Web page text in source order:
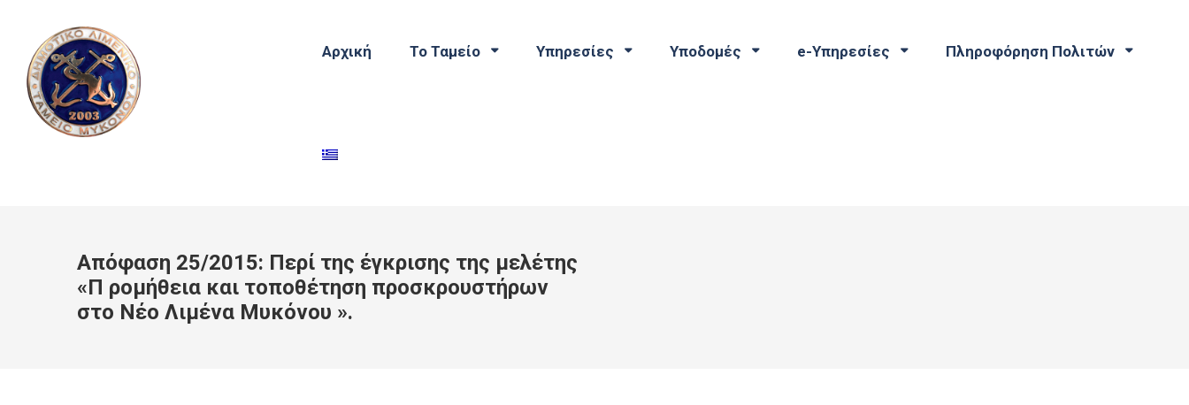
Αρχική Το Ταμείο Υπηρεσίες Υποδομές e-Υπηρεσίες Πληροφόρηση Πολιτών
Απόφαση 25/2015: Περί της έγκρισης της μελέτης
«Π ρομήθεια και τοποθέτηση προσκρουστήρων
στο Νέο Λιμένα Μυκόνου ».